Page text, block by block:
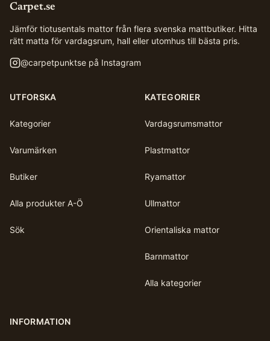
Carpet.se
Jämför tiotusentals mattor från flera svenska mattbutiker. Hitta
rätt matta för vardagsrum, hall eller utomhus till bästa pris.
@carpetpunktse på Instagram
UTFORSKA
Kategorier
Varumärken
Butiker
Alla produkter A-Ö
Sök
KATEGORIER
Vardagsrumsmattor
Plastmattor
Ryamattor
Ullmattor
Orientaliska mattor
Barnmattor
Alla kategorier
INFORMATION